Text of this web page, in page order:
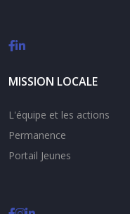
MISSION LOCALE
L'équipe et les actions
Permanence
Portail Jeunes